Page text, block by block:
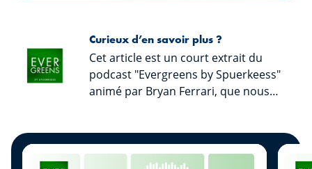
Curieux d’en savoir plus ?
Cet article est un court extrait du
podcast "Evergreens by Spuerkeess"
animé par Bryan Ferrari, que nous
ainsi que les précieux conseils de nos
invités. « Evergreens by Spuerkeess »